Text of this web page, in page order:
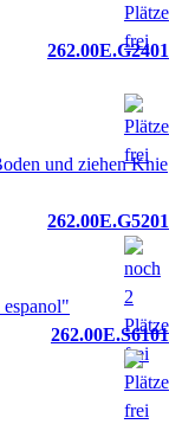
262.00E.G2401
262.00E.G5201
262.00E.S6101